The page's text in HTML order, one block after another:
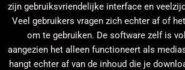
zijn gebruiksvriendelijke interface en
Veel gebruikers vragen zich echter af of
om te gebruiken. De software zelf is
aangezien het alleen functioneert als
hangt echter af van de inhoud die je